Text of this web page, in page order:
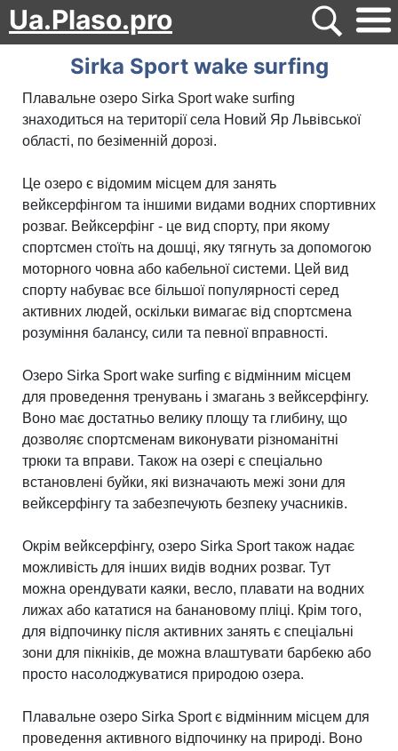
Ua.Plaso.pro
Sirka Sport wake surfing
Плавальне озеро Sirka Sport wake surfing
знаходиться на території села Новий Яр Львівської
області, по безіменній дорозі.
Це озеро є відомим місцем для занять
вейксерфінгом та іншими видами водних спортивних
розваг. Вейксерфінг - це вид спорту, при якому
спортсмен стоїть на дошці, яку тягнуть за допомогою
моторного човна або кабельної системи. Цей вид
спорту набуває все більшої популярності серед
активних людей, оскільки вимагає від спортсмена
розуміння балансу, сили та певної вправності.
Озеро Sirka Sport wake surfing є відмінним місцем
для проведення тренувань і змагань з вейксерфінгу.
Воно має достатньо велику площу та глибину, що
дозволяє спортсменам виконувати різноманітні
трюки та вправи. Також на озері є спеціально
встановлені буйки, які визначають межі зони для
вейксерфінгу та забезпечують безпеку учасників.
Окрім вейксерфінгу, озеро Sirka Sport також надає
можливість для інших видів водних розваг. Тут
можна орендувати каяки, весло, плавати на водних
лижах або кататися на банановому пліці. Крім того,
для відпочинку після активних занять є спеціальні
зони для пікніків, де можна влаштувати барбекю або
просто насолоджуватися природою озера.
Плавальне озеро Sirka Sport є відмінним місцем для
проведення активного відпочинку на природі. Воно